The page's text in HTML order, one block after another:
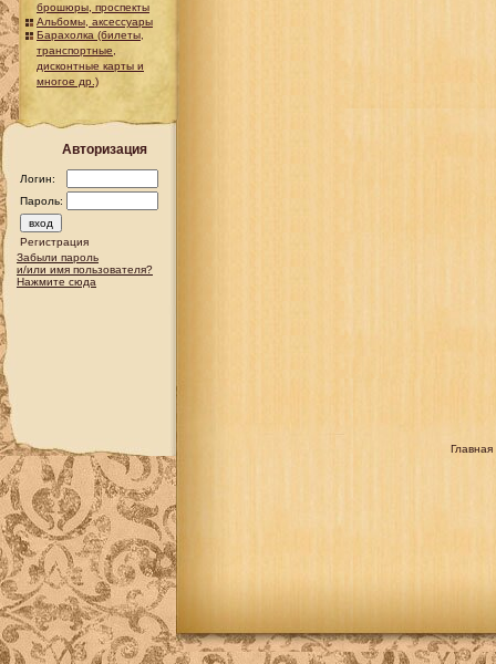
брошюры, проспекты
Альбомы, аксессуары
Барахолка (билеты,
транспортные,
дисконтные карты и
многое др.)
Авторизация
Логин:
Пароль:
Регистрация
Забыли пароль
и/или имя пользователя?
Нажмите сюда